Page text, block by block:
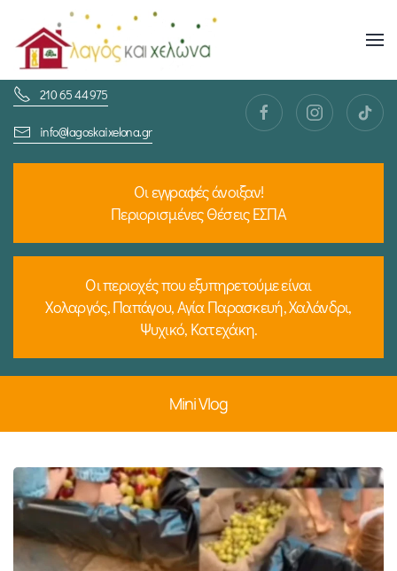
Skip
to
main
content
210 65 44 975
info@lagoskaixelona.gr
Οι εγγραφές άνοιξαν!
Περιορισμένες Θέσεις ΕΣΠΑ
Οι περιοχές που εξυπηρετούμε είναι
Χολαργός, Παπάγου, Αγία Παρασκευή, Χαλάνδρι,
Ψυχικό, Κατεχάκη.
Mini Vlog